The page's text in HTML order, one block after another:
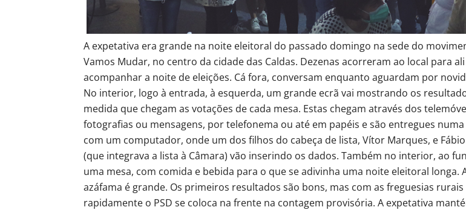
A expetativa era grande na noite eleitoral do passado domingo na sede do
Vamos Mudar, no centro da cidade das Caldas. Dezenas acorreram ao local para ali
acompanhar a noite de eleições. Cá fora, conversam enquanto aguardam por
No interior, logo à entrada, à esquerda, um grande ecrã vai mostrando os
medida que chegam as votações de cada mesa. Estas chegam através dos
fotografias ou mensagens, por telefonema ou até em papéis e são entregues numa
com um computador, onde um dos filhos do cabeça de lista, Vítor Marques, e
(que integrava a lista à Câmara) vão inserindo os dados. Também no interior, ao
uma mesa, com comida e bebida para o que se adivinha uma noite eleitoral longa.
azáfama é grande. Os primeiros resultados são bons, mas com as freguesias rurais
rapidamente o PSD se coloca na frente na contagem provisória. A expetativa